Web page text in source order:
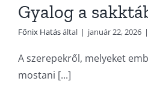
Gyalog a
Főnix Hatásáltal | január 22, 2026 |
A szerepekről, melyeket
mostani [...]